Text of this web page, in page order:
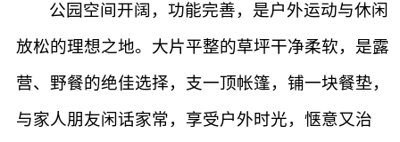
公园空间开阔，功能完善，是户外运动与休闲
放松的理想之地。大片平整的草坪干净柔软，是露
营、野餐的绝佳选择，支一顶帐篷，铺一块餐垫，
与家人朋友闲话家常，享受户外时光，惬意又治